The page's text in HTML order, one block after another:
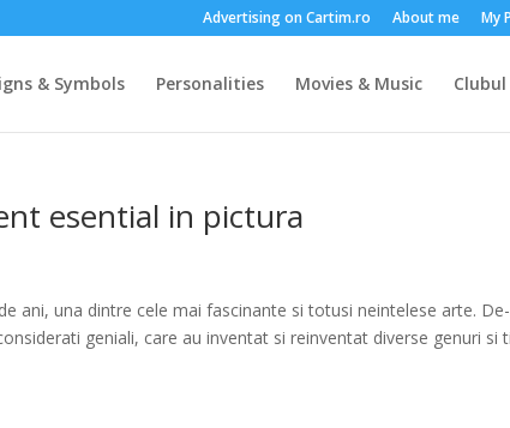
Advertising on Cartim.ro About me My
& Symbols Personalities Movies & Music
esential in pictura
ani, una dintre cele mai fascinante si totusi neintelese arte.
geniali, care au inventat si reinventat diverse genuri si